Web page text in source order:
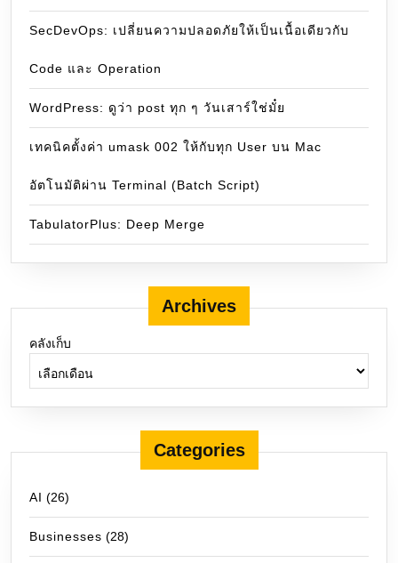
SecDevOps: เปลี่ยนความปลอดภัยให้เป็นเนื้อเดียวกับ
Code และ Operation
WordPress: ดูว่า post ทุก ๆ วันเสาร์ใช่มั๋ย
เทคนิคตั้งค่า umask 002 ให้กับทุก User บน Mac
อัตโนมัติผ่าน Terminal (Batch Script)
TabulatorPlus: Deep Merge
Archives
คลังเก็บ
Categories
AI (26)
Businesses (28)